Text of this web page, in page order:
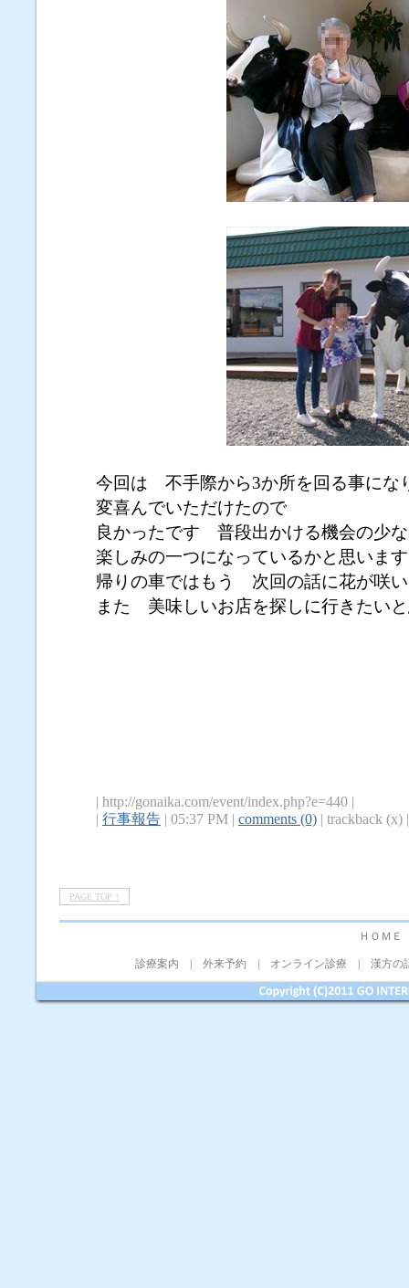
今回は 不手際から3か所を回る事に
変喜んでいただけたので
良かったです 普段出かける機会の少
楽しみの一つになっているかと思います
帰りの車ではもう 次回の話に花が咲
また 美味しいお店を探しに行きたい
| http://gonaika.com/event/index.php?e=440 |
| 行事報告 | 05:37 PM | comments (0) | trackback (x) |
PAGE TOP ↑
ＨＯＭＥ
診療案内 外来予約 オンライン診療 漢方の